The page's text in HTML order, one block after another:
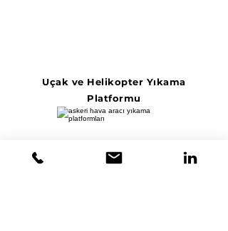
Uçak ve Helikopter Yıkama
Platformu